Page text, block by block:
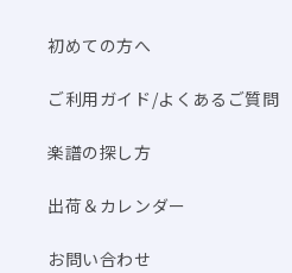
初めての方へ
ご利用ガイド/よくあるご質問
楽譜の探し方
出荷＆カレンダー
お問い合わせ